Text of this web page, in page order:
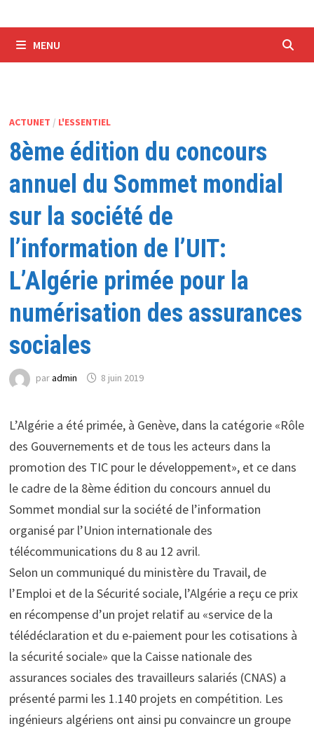
MENU
ACTUNET / L'ESSENTIEL
8ème édition du concours
annuel du Sommet mondial
sur la société de
l’information de l’UIT:
L’Algérie primée pour la
numérisation des assurances
sociales
paradmin 8 juin 2019
L’Algérie a été primée, à Genève, dans la catégorie «Rôle
des Gouvernements et de tous les acteurs dans la
promotion des TIC pour le développement», et ce dans
le cadre de la 8ème édition du concours annuel du
Sommet mondial sur la société de l’information
organisé par l’Union internationale des
télécommunications du 8 au 12 avril.
Selon un communiqué du ministère du Travail, de
l’Emploi et de la Sécurité sociale, l’Algérie a reçu ce prix
en récompense d’un projet relatif au «service de la
télédéclaration et du e-paiement pour les cotisations à
la sécurité sociale» que la Caisse nationale des
assurances sociales des travailleurs salariés (CNAS) a
présenté parmi les 1.140 projets en compétition. Les
ingénieurs algériens ont ainsi pu convaincre un groupe